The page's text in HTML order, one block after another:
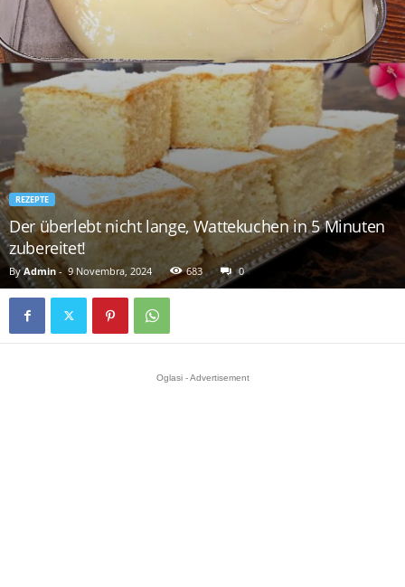
REZEPTE
Der überlebt nicht lange, Wattekuchen in 5 Minuten
zubereitet!
By Admin - 9 Novembra, 2024 683 0
Oglasi - Advertisement